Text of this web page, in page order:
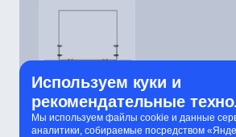
Используем куки и
рекомендательные
Мы используем файлы cookie и данные
аналитики, собираемые посредством